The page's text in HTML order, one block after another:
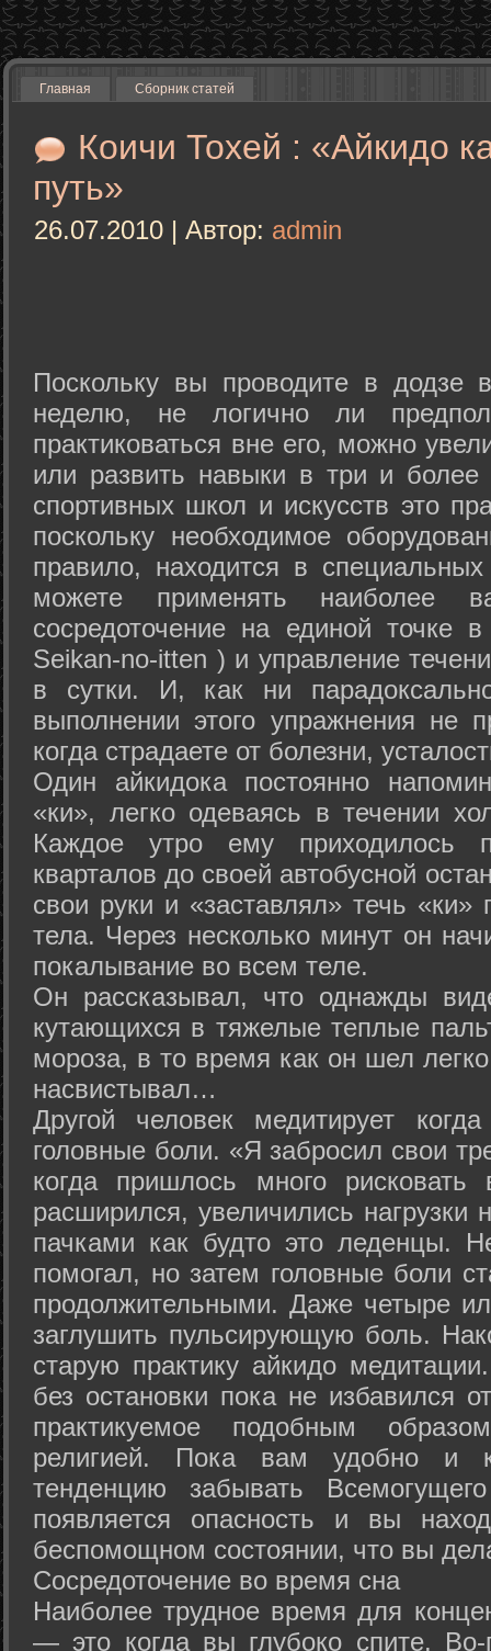
Главная Сборник статей
Коичи Тохей : «Айкидо
путь»
26.07.2010 | Автор: admin
Поскольку вы проводите в додзе
неделю, не логично ли
практиковаться вне его, можно
или развить навыки в три и
спортивных школ и искусств это
поскольку необходимое
правило, находится в
можете применять наиболее
сосредоточение на единой точке
Seikan-­no-­itten ) и управление
в сутки. И, как ни
выполнении этого упражнения не
когда страдаете от болезни,
Один айкидока постоянно
«ки», легко одеваясь в течении
Каждое утро ему приходилось
кварталов до своей автобусной
свои руки и «заставлял» течь «ки»
тела. Через несколько минут он
покалывание во всем теле.
Он рассказывал, что однажды
кутающихся в тяжелые теплые
мороза, в то время как он шел
насвистывал…
Другой человек медитирует
головные боли. «Я забросил свои
когда пришлось много
расширился, увеличились нагрузки
пачками как будто это леденцы.
помогал, но затем головные боли
продолжительными. Даже четыре
заглушить пульсирующую боль.
старую практику айкидо
без остановки пока не избавился
практикуемое подобным
религией. Пока вам удобно и
тенденцию забывать
появляется опасность и вы
беспомощном состоянии, что вы
Сосредоточение во время сна
Наиболее трудное время для
— это когда вы глубоко спите.